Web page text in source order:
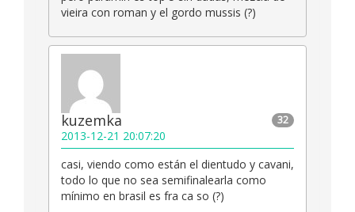
vieira con roman y el gordo mussis (?)
32
kuzemka
2013-12-21 20:07:20
casi, viendo como están el dientudo y cavani,
todo lo que no sea semifinalearla como
mínimo en brasil es fra ca so (?)